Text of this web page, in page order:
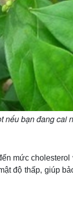
nếu bạn đang
mức
độ thấp, giúp